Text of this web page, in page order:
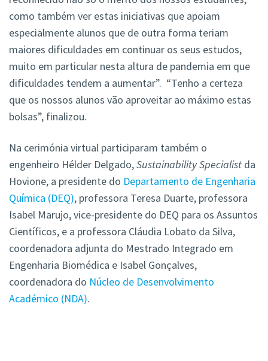
como também ver estas iniciativas que apoiam
especialmente alunos que de outra forma teriam
maiores dificuldades em continuar os seus estudos,
muito em particular nesta altura de pandemia em que
dificuldades tendem a aumentar”. “Tenho a certeza
que os nossos alunos vão aproveitar ao máximo estas
bolsas”, finalizou.
Na cerimónia virtual participaram também o
engenheiro Hélder Delgado,Sustainability Specialist da
Hovione, a presidente do Departamento de Engenharia
Química (DEQ), professora Teresa Duarte, professora
Isabel Marujo, vice-presidente do DEQ para os Assuntos
Científicos, e a professora Cláudia Lobato da Silva,
coordenadora adjunta do Mestrado Integrado em
Engenharia Biomédica e Isabel Gonçalves,
coordenadora do Núcleo de Desenvolvimento
Académico (NDA).